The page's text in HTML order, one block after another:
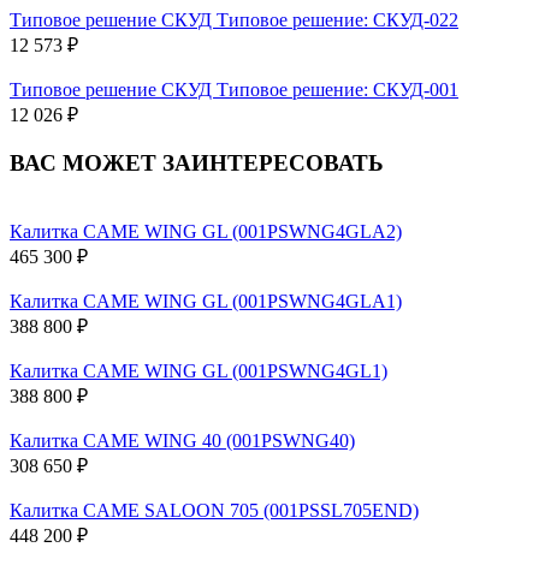
Типовое решение СКУД Типовое решение: СКУД-022
12 573 ₽
Типовое решение СКУД Типовое решение: СКУД-001
12 026 ₽
ВАС МОЖЕТ ЗАИНТЕРЕСОВАТЬ
Калитка CAME WING GL (001PSWNG4GLA2)
465 300 ₽
Калитка CAME WING GL (001PSWNG4GLA1)
388 800 ₽
Калитка CAME WING GL (001PSWNG4GL1)
388 800 ₽
Калитка CAME WING 40 (001PSWNG40)
308 650 ₽
Калитка CAME SALOON 705 (001PSSL705END)
448 200 ₽